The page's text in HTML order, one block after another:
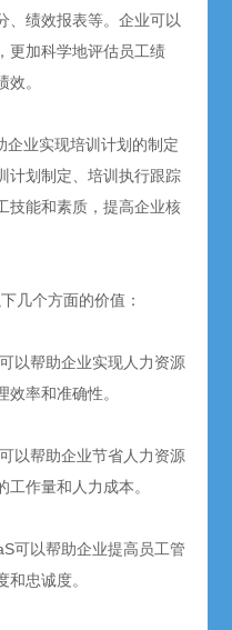
、绩效报表等。企业可以
更加科学地评估员工绩
。
企业实现培训计划的制定
计划制定、培训执行跟踪
技能和素质，提高企业核
几个方面的价值：
以帮助企业实现人力资源
率和准确性。
以帮助企业节省人力资源
作量和人力成本。
可以帮助企业提高员工管
忠诚度。